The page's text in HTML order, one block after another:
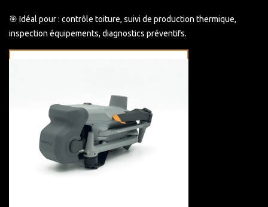
🎯 Idéal pour : contrôle toiture, suivi de production thermique,
inspection équipements, diagnostics préventifs.